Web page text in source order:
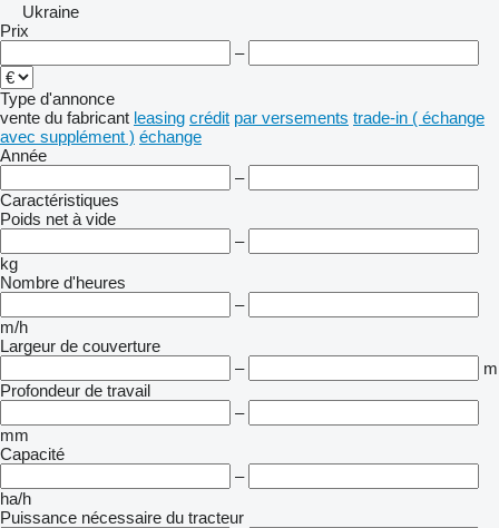
Ukraine
Prix
–
Type d'annonce
vente du fabricant leasing crédit par versements trade-in ( échange
avec supplément ) échange
Année
–
Caractéristiques
Poids net à vide
–
kg
Nombre d'heures
–
m/h
Largeur de couverture
–
m
Profondeur de travail
–
mm
Capacité
–
ha/h
Puissance nécessaire du tracteur